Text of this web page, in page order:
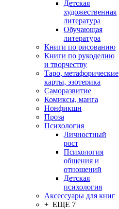
Детская
художественная
литература
Обучающая
литература
Книги по рисованию
Книги по рукоделию
и творчеству
Таро, метафорические
карты, эзотерика
Саморазвитие
Комиксы, манга
Нонфикшн
Проза
Психология
Личностный
рост
Психология
общения и
отношений
Детская
психология
Аксессуары для книг
+ ЕЩЕ 7